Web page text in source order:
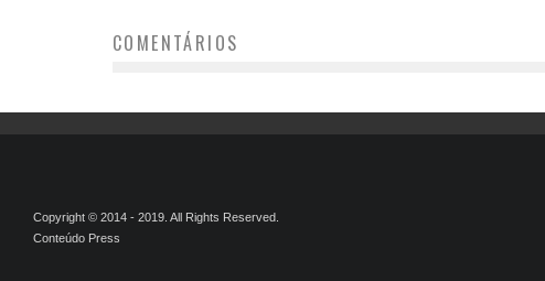
COMENTÁRIOS
Copyright © 2014 - 2019. All Rights Reserved.
Conteúdo Press